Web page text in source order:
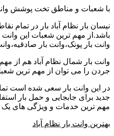
با شعبات و مناطق تخت پوشش وانت
نیسان بار نظام آباد بار در تمام
باشد.از مهم ترین شعبات این
وانت بار پونک،وانت بار
وانت بار شمال نظام آباد هم از
جردن را می توان از مهم ترین
در این وانت بار سعی شده است
جدید برای جابجایی و حمل بار
مهم ترین خدمات و ویژگی های یک
بهترین وانت بار نظام آباد